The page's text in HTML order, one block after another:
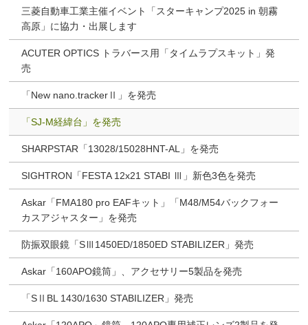
三菱自動車工業主催イベント「スターキャンプ2025 in 朝霧
高原」に協力・出展します
ACUTER OPTICS トラバース用「タイムラプスキット」発
売
「New nano.trackerⅡ」を発売
「SJ-M経緯台」を発売
SHARPSTAR「13028/15028HNT-AL」を発売
SIGHTRON「FESTA 12x21 STABI Ⅲ」新色3色を発売
Askar「FMA180 pro EAFキット」「M48/M54バックフォー
カスアジャスター」を発売
防振双眼鏡「SⅢ1450ED/1850ED STABILIZER」発売
Askar「160APO鏡筒」、アクセサリー5製品を発売
「SⅡBL 1430/1630 STABILIZER」発売